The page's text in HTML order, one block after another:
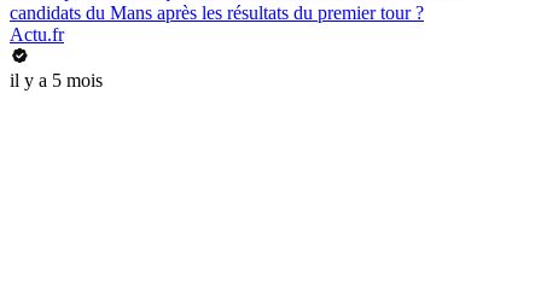
candidats du Mans après les résultats du premier tour ?
Actu.fr
il y a 5 mois